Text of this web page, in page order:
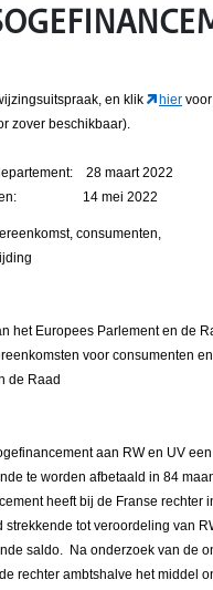
en klik hier
zover beschikbaar).
28 maart 2022
14 mei 2022
consumenten,
het Europees Parlement en de
voor consumenten
de Raad
aan RW en UV
te worden afbetaald in 84
heeft bij de Franse rechter
tot veroordeling van
saldo. Na onderzoek van de
rechter ambtshalve het middel